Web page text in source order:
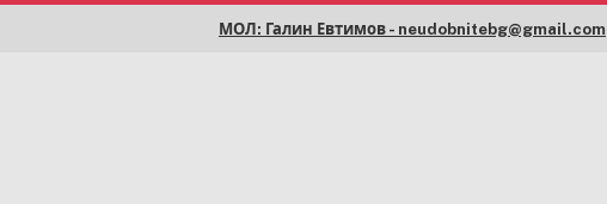
МОЛ: Галин Евтимов - neudobnitebg@gmail.com